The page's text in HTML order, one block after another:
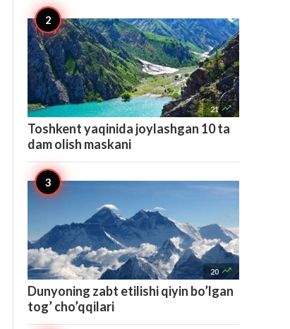
21 
Toshkent yaqinida joylashgan 10 ta
dam olish maskani
20 
Dunyoning zabt etilishi qiyin bo’lgan
tog’ cho’qqilari